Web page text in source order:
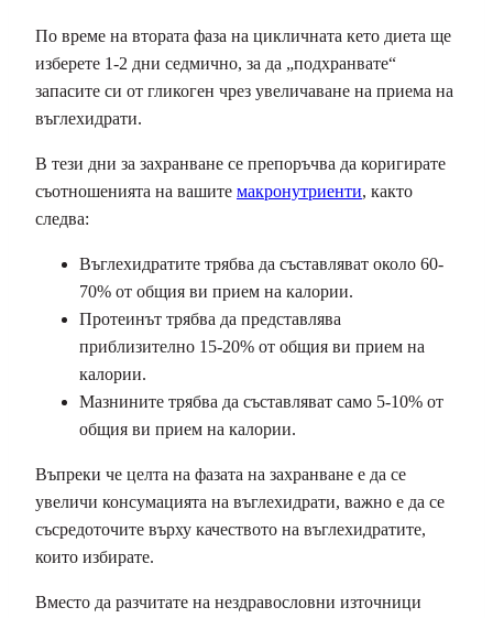
По време на втората фаза на цикличната кето диета ще
изберете 1-2 дни седмично, за да „подхранвате“
запасите си от гликоген чрез увеличаване на приема на
въглехидрати.
В тези дни за захранване се препоръчва да коригирате
съотношенията на вашите макронутриенти, както
следва:
Въглехидратите трябва да съставляват около 60-
70% от общия ви прием на калории.
Протеинът трябва да представлява
приблизително 15-20% от общия ви прием на
калории.
Мазнините трябва да съставляват само 5-10% от
общия ви прием на калории.
Въпреки че целта на фазата на захранване е да се
увеличи консумацията на въглехидрати, важно е да се
съсредоточите върху качеството на въглехидратите,
които избирате.
Вместо да разчитате на нездравословни източници